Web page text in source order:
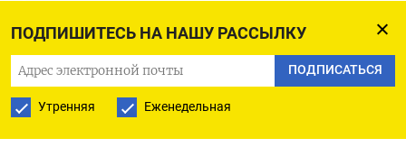
ПОДПИШИТЕСЬ НА НАШУ РАССЫЛКУ
ПОДПИСАТЬСЯ
Утренняя Еженедельная
ПОДПИСАТЬСЯ НА ТЕЛЕГРАМ